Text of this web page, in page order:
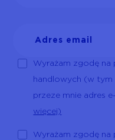
Wyrażam zgodę na
handlowych (w
przeze mnie adres
więcej)
Wyrażam zgodę na